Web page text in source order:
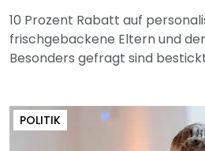
10 Prozent Rabatt auf
frischgebackene Eltern und
Besonders gefragt sind
POLITIK